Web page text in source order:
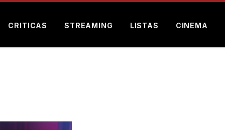
CRITICAS STREAMING LISTAS CINEMA